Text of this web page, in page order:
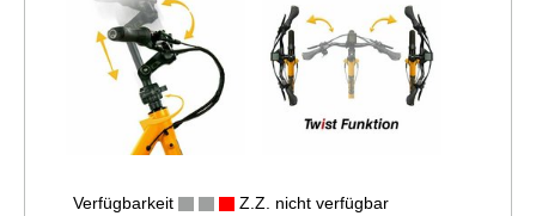
Verfügbarkeit
Z.Z. nicht verfügbar